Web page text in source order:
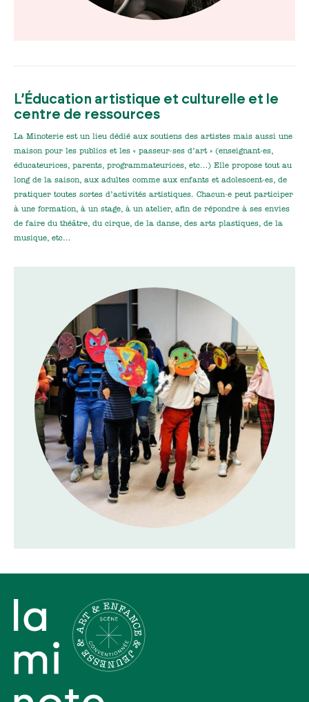
L’Éducation artistique et culturelle et le
centre de ressources
La Minoterie est un lieu dédié aux soutiens des artistes mais aussi une
maison pour les publics et les « passeur·ses d’art » (enseignant·es,
éducateurices, parents, programmateurices, etc…) Elle propose tout au
long de la saison, aux adultes comme aux enfants et adolescent·es, de
pratiquer toutes sortes d’activités artistiques. Chacun·e peut participer
à une formation, à un stage, à un atelier, afin de répondre à ses envies
de faire du théâtre, du cirque, de la danse, des arts plastiques, de la
musique, etc…